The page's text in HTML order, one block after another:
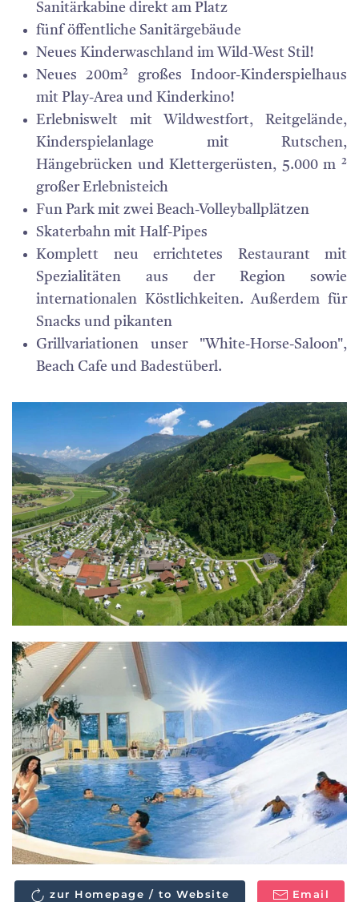
Sanitärkabine direkt am Platz
fünf öffentliche Sanitärgebäude
Neues Kinderwaschland im Wild-West Stil!
Neues 200m² großes Indoor-Kinderspielhaus
mit Play-Area und Kinderkino!
Erlebniswelt mit Wildwestfort, Reitgelände,
Kinderspielanlage mit Rutschen,
Hängebrücken und Klettergerüsten, 5.000 m ²
großer Erlebnisteich
Fun Park mit zwei Beach-Volleyballplätzen
Skaterbahn mit Half-Pipes
Komplett neu errichtetes Restaurant mit
Spezialitäten aus der Region sowie
internationalen Köstlichkeiten. Außerdem für
Snacks und pikanten
Grillvariationen unser "White-Horse-Saloon",
Beach Cafe und Badestüberl.
zur Homepage / to Website Email